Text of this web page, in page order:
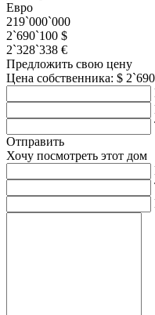
Евро
219`000`000
2`690`100 $
2`328`338 €
Предложить свою цену
Цена собственника: $
Отправить
Хочу посмотреть этот дом